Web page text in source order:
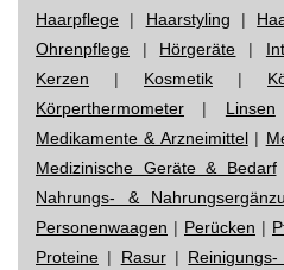
Haarpflege | Haarstyling |
Ohrenpflege | Hörgeräte |
Kerzen | Kosmetik |
Körperthermometer | Linsen
Medikamente & Arzneimittel|
Medizinische Geräte & Bedarf
Nahrungs- &
Personenwaagen | Perücken |
Proteine | Rasur|